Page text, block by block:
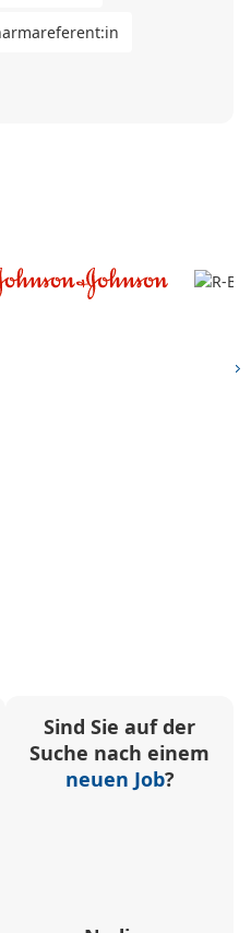
Sind Sie auf der
Suche nach einem
neuen Job?